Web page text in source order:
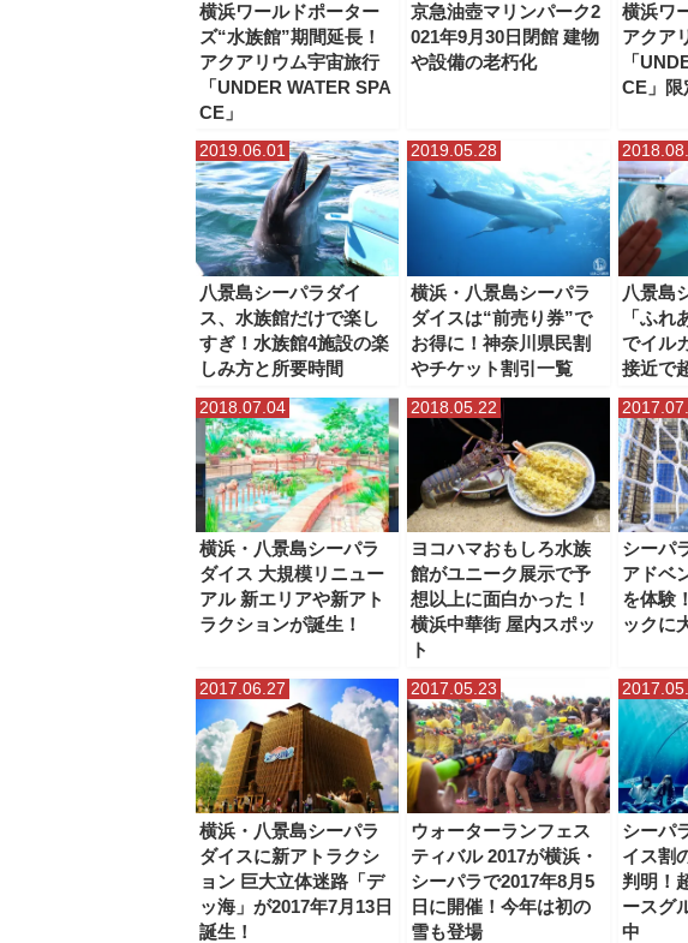
横浜ワールドポーター
ズ“水族館”期間延長！
アクアリウム宇宙旅行
「UNDER WATER SPA
CE」
京急油壺マリンパーク2
021年9月30日閉館 建物
や設備の老朽化
横浜ワ
アクア
「
CE」限
2019.06.01
八景島シーパラダイ
ス、水族館だけで楽し
すぎ！水族館4施設の楽
しみ方と所要時間
2019.05.28
横浜・八景島シーパラ
ダイスは“前売り券”で
お得に！神奈川県民割
やチケット割引一覧
八景島
「ふれ
でイル
接近で
2018.07.04
横浜・八景島シーパラ
ダイス 大規模リニュー
アル 新エリアや新アト
ラクションが誕生！
2018.05.22
ヨコハマおもしろ水族
館がユニーク展示で予
想以上に面白かった！
横浜中華街 屋内スポッ
ト
シーパ
アドベ
を体験
ックに
2017.06.27
横浜・八景島シーパラ
ダイスに新アトラクシ
ョン 巨大立体迷路「デ
ッ海」が2017年7月13日
誕生！
2017.05.23
ウォーターランフェス
ティバル 2017が横浜・
シーパラで2017年8月5
日に開催！今年は初の
雪も登場
シーパ
イス割
判明！
ースグ
中